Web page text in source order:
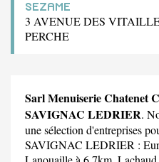
SEZAME
3 AVENUE DES
PERCHE
Sarl Menuiserie Chatenet
SAVIGNAC LEDRIER.
une sélection d'entreprises
SAVIGNAC LEDRIER :